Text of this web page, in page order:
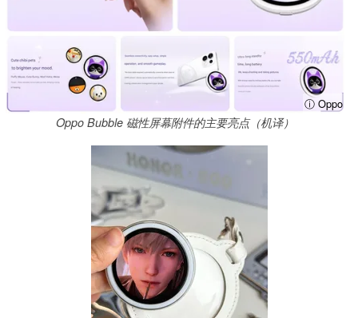
ⓘ Oppo
Oppo Bubble 磁性屏幕附件的主要亮点（机译）